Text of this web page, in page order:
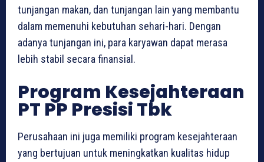
tunjangan makan, dan tunjangan lain yang membantu
dalam memenuhi kebutuhan sehari-hari. Dengan
adanya tunjangan ini, para karyawan dapat merasa
lebih stabil secara finansial.
Program Kesejahteraan
PT PP Presisi Tbk
Perusahaan ini juga memiliki program kesejahteraan
yang bertujuan untuk meningkatkan kualitas hidup